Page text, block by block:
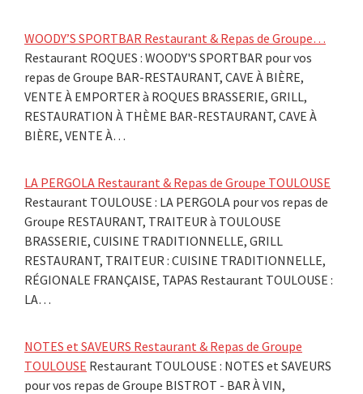
WOODY’S SPORTBAR Restaurant & Repas de Groupe…
Restaurant ROQUES : WOODY'S SPORTBAR pour vos
repas de Groupe BAR-RESTAURANT, CAVE À BIÈRE,
VENTE À EMPORTER à ROQUES BRASSERIE, GRILL,
RESTAURATION À THÈME BAR-RESTAURANT, CAVE À
BIÈRE, VENTE À…
LA PERGOLA Restaurant & Repas de Groupe TOULOUSE
Restaurant TOULOUSE : LA PERGOLA pour vos repas de
Groupe RESTAURANT, TRAITEUR à TOULOUSE
BRASSERIE, CUISINE TRADITIONNELLE, GRILL
RESTAURANT, TRAITEUR : CUISINE TRADITIONNELLE,
RÉGIONALE FRANÇAISE, TAPAS Restaurant TOULOUSE :
LA…
NOTES et SAVEURS Restaurant & Repas de Groupe
TOULOUSE Restaurant TOULOUSE : NOTES et SAVEURS
pour vos repas de Groupe BISTROT - BAR À VIN,